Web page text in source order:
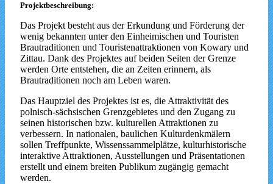
Projektbeschreibung:
Das Projekt besteht aus der Erkundung und Förderung der
wenig bekannten unter den Einheimischen und Touristen
Brautraditionen und Touristenattraktionen von Kowary und
Zittau. Dank des Projektes auf beiden Seiten der Grenze
werden Orte entstehen, die an Zeiten erinnern, als
Brautraditionen noch am Leben waren.
Das Hauptziel des Projektes ist es, die Attraktivität des
polnisch-sächsischen Grenzgebietes und den Zugang zu
seinen historischen bzw. kulturellen Attraktionen zu
verbessern. In nationalen, baulichen Kulturdenkmälern
sollen Treffpunkte, Wissenssammelplätze, kulturhistorische
interaktive Attraktionen, Ausstellungen und Präsentationen
erstellt und einem breiten Publikum zugängig gemacht
werden.